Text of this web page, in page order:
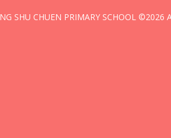
SHU CHUEN PRIMARY SCHOOL ©2026